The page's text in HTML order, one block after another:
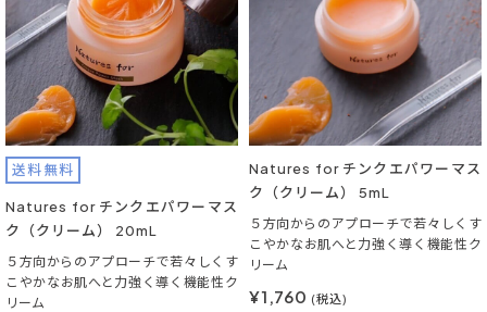
送料無料
Natures for チンクエパワーマス
ク（クリーム） 20mL
５方向からのアプローチで若々しくす
こやかなお肌へと力強く導く機能性ク
リーム
Natures for チンクエパワーマス
ク（クリーム） 5mL
５方向からのアプローチで若々しくす
こやかなお肌へと力強く導く機能性ク
リーム
¥1,760 (税込)